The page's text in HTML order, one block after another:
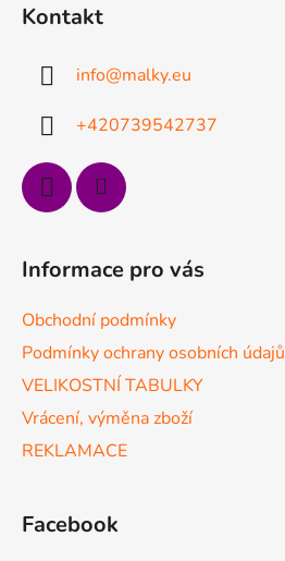
Kontakt
info@malky.eu
+420739542737
Informace pro vás
Obchodní podmínky
Podmínky ochrany osobních údajů
VELIKOSTNÍ TABULKY
Vrácení, výměna zboží
REKLAMACE
Facebook